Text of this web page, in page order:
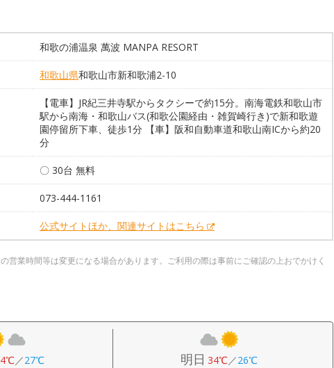
和歌の浦温泉 萬波 MANPA RESORT
和歌山県和歌山市新和歌浦2-10
【電車】JR紀三井寺駅からタクシーで約15分。南海電鉄和歌山市
駅から南海・和歌山バス(和歌公園経由・雑賀崎行き)で新和歌遊
園停留所下車、徒歩1分 【車】阪和自動車道和歌山南ICから約20
分
〇 30台 無料
073-444-1161
公式サイトほか、関連サイトはこちら
営業時間等は変更になる場合があります。ご利用の際は事前にご確認の上おでかけく
／27℃ 明日 34℃／26℃